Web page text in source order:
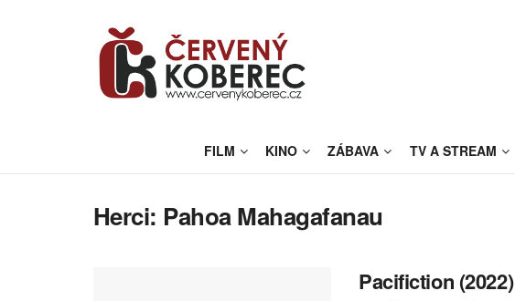
FILM KINO ZÁBAVA TV A STREAM
Herci: Pahoa Mahagafanau
Pacifiction (2022)